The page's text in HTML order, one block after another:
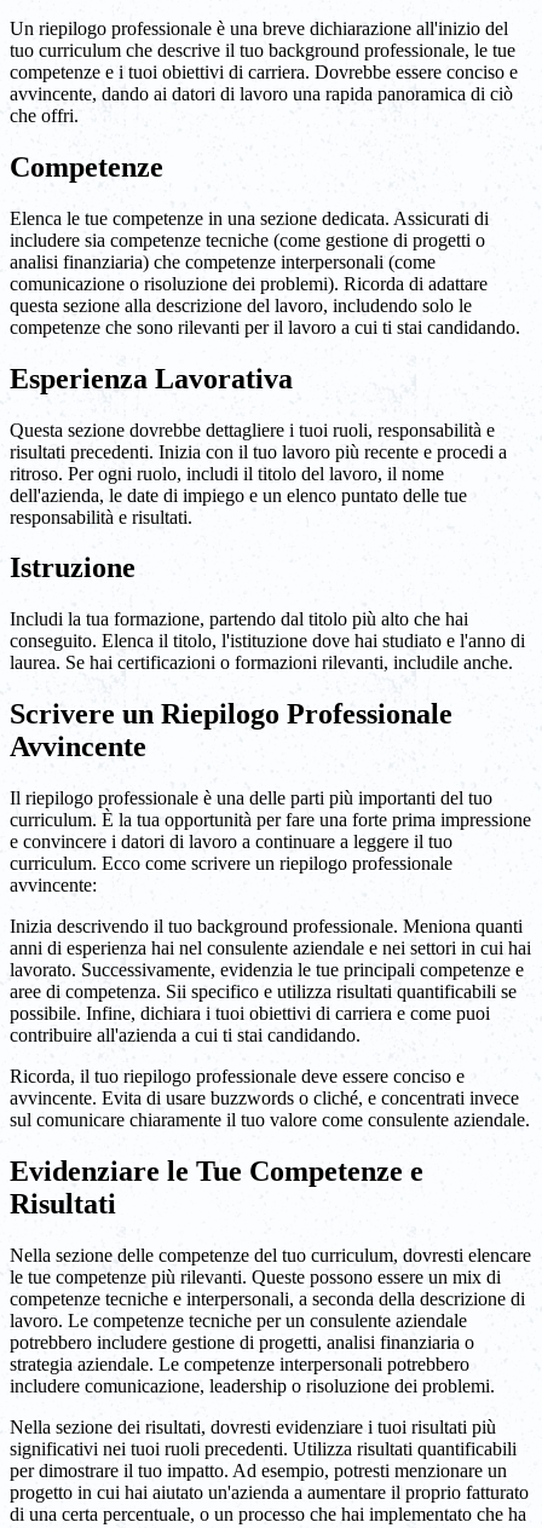
Un riepilogo professionale è una breve dichiarazione all'inizio del
tuo curriculum che descrive il tuo background professionale, le tue
competenze e i tuoi obiettivi di carriera. Dovrebbe essere conciso e
avvincente, dando ai datori di lavoro una rapida panoramica di ciò
che offri.
Competenze
Elenca le tue competenze in una sezione dedicata. Assicurati di
includere sia competenze tecniche (come gestione di progetti o
analisi finanziaria) che competenze interpersonali (come
comunicazione o risoluzione dei problemi). Ricorda di adattare
questa sezione alla descrizione del lavoro, includendo solo le
competenze che sono rilevanti per il lavoro a cui ti stai candidando.
Esperienza Lavorativa
Questa sezione dovrebbe dettagliere i tuoi ruoli, responsabilità e
risultati precedenti. Inizia con il tuo lavoro più recente e procedi a
ritroso. Per ogni ruolo, includi il titolo del lavoro, il nome
dell'azienda, le date di impiego e un elenco puntato delle tue
responsabilità e risultati.
Istruzione
Includi la tua formazione, partendo dal titolo più alto che hai
conseguito. Elenca il titolo, l'istituzione dove hai studiato e l'anno di
laurea. Se hai certificazioni o formazioni rilevanti, includile anche.
Scrivere un Riepilogo Professionale
Avvincente
Il riepilogo professionale è una delle parti più importanti del tuo
curriculum. È la tua opportunità per fare una forte prima impressione
e convincere i datori di lavoro a continuare a leggere il tuo
curriculum. Ecco come scrivere un riepilogo professionale
avvincente:
Inizia descrivendo il tuo background professionale. Meniona quanti
anni di esperienza hai nel consulente aziendale e nei settori in cui hai
lavorato. Successivamente, evidenzia le tue principali competenze e
aree di competenza. Sii specifico e utilizza risultati quantificabili se
possibile. Infine, dichiara i tuoi obiettivi di carriera e come puoi
contribuire all'azienda a cui ti stai candidando.
Ricorda, il tuo riepilogo professionale deve essere conciso e
avvincente. Evita di usare buzzwords o cliché, e concentrati invece
sul comunicare chiaramente il tuo valore come consulente aziendale.
Evidenziare le Tue Competenze e
Risultati
Nella sezione delle competenze del tuo curriculum, dovresti elencare
le tue competenze più rilevanti. Queste possono essere un mix di
competenze tecniche e interpersonali, a seconda della descrizione di
lavoro. Le competenze tecniche per un consulente aziendale
potrebbero includere gestione di progetti, analisi finanziaria o
strategia aziendale. Le competenze interpersonali potrebbero
includere comunicazione, leadership o risoluzione dei problemi.
Nella sezione dei risultati, dovresti evidenziare i tuoi risultati più
significativi nei tuoi ruoli precedenti. Utilizza risultati quantificabili
per dimostrare il tuo impatto. Ad esempio, potresti menzionare un
progetto in cui hai aiutato un'azienda a aumentare il proprio fatturato
di una certa percentuale, o un processo che hai implementato che ha